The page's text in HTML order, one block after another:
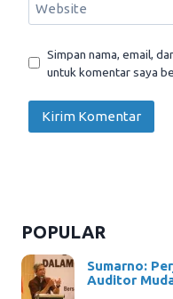
Website
Simpan nama, email,
untuk komentar saya
POPULAR
Sumarno:
Auditor